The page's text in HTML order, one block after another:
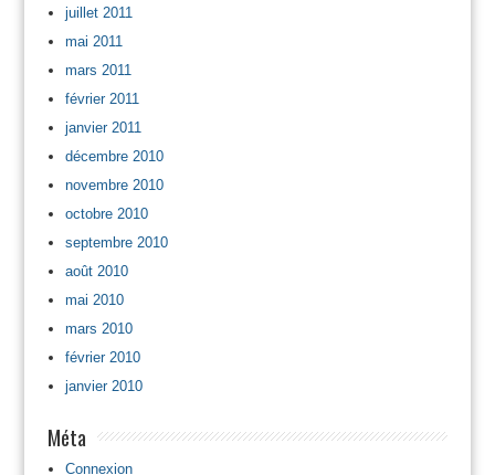
juillet 2011
mai 2011
mars 2011
février 2011
janvier 2011
décembre 2010
novembre 2010
octobre 2010
septembre 2010
août 2010
mai 2010
mars 2010
février 2010
janvier 2010
Méta
Connexion